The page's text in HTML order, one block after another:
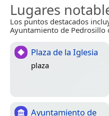
Lugares
Los puntos destacados
Ayuntamiento de Pedrosillo
Plaza de la Iglesia
plaza
Ayuntamiento de